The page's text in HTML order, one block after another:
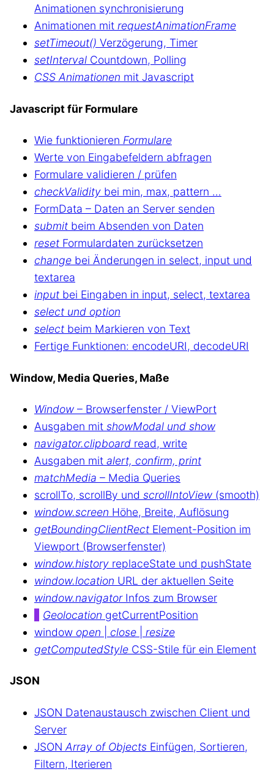
Animationen synchronisierung
Animationen mit requestAnimationFrame
setTimeout() Verzögerung, Timer
setInterval Countdown, Polling
CSS Animationen mit Javascript
Javascript für Formulare
Wie funktionieren Formulare
Werte von Eingabefeldern abfragen
Formulare validieren / prüfen
checkValidity bei min, max, pattern …
FormData – Daten an Server senden
submit beim Absenden von Daten
reset Formulardaten zurücksetzen
change bei Änderungen in select, input und
textarea
input bei Eingaben in input, select, textarea
select und option
select beim Markieren von Text
Fertige Funktionen: encodeURI, decodeURI
Window, Media Queries, Maße
Window – Browserfenster / ViewPort
Ausgaben mit showModal und show
navigator.clipboard read, write
Ausgaben mit alert, confirm, print
matchMedia – Media Queries
scrollTo, scrollBy und scrollIntoView (smooth)
window.screen Höhe, Breite, Auflösung
getBoundingClientRect Element-Position im
Viewport (Browserfenster)
window.history replaceState und pushState
window.location URL der aktuellen Seite
window.navigatorInfos zum Browser
Geolocation getCurrentPosition
window open close
resize
getComputedStyle CSS-Stile für ein Element
JSON
JSON Datenaustausch zwischen Client und
Server
JSON Array of Objects Einfügen, Sortieren,
Filtern, Iterieren